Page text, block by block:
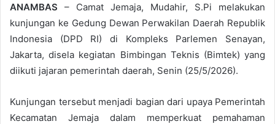
ANAMBAS – Camat Jemaja, Mudahir, S.Pi melakukan
kunjungan ke Gedung Dewan Perwakilan Daerah Republik
Indonesia (DPD RI) di Kompleks Parlemen Senayan,
Jakarta, disela kegiatan Bimbingan Teknis (Bimtek) yang
diikuti jajaran pemerintah daerah, Senin (25/5/2026).
Kunjungan tersebut menjadi bagian dari upaya Pemerintah
Kecamatan Jemaja dalam memperkuat pemahaman